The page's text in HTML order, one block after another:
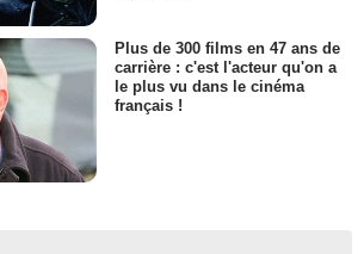
Plus de 300 films en 47 ans de
carrière : c'est l'acteur qu'on a
le plus vu dans le cinéma
français !